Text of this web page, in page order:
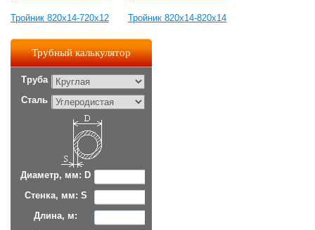
Тройник 820x14-720x12 Тройник 820x14-820х14
Трубный калькулятор
Труба
Сталь
Диаметр, мм: D
Стенка, мм: S
Длина, м: